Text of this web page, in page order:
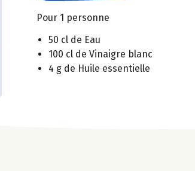
Pour 1 personne
50 cl de Eau
100 cl de Vinaigre blanc
4 g de Huile essentielle